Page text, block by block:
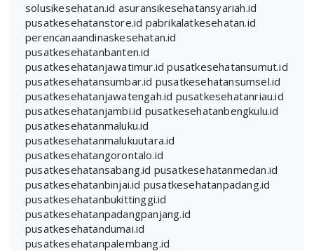
solusikesehatan.id asuransikesehatansyariah.id
pusatkesehatanstore.id pabrikalatkesehatan.id
perencanaandinaskesehatan.id
pusatkesehatanbanten.id
pusatkesehatanjawatimur.id pusatkesehatansumut.id
pusatkesehatansumbar.id pusatkesehatansumsel.id
pusatkesehatanjawatengah.id pusatkesehatanriau.id
pusatkesehatanjambi.id pusatkesehatanbengkulu.id
pusatkesehatanmaluku.id
pusatkesehatanmalukuutara.id
pusatkesehatangorontalo.id
pusatkesehatansabang.id pusatkesehatanmedan.id
pusatkesehatanbinjai.id pusatkesehatanpadang.id
pusatkesehatanbukittinggi.id
pusatkesehatanpadangpanjang.id
pusatkesehatandumai.id
pusatkesehatanpalembang.id